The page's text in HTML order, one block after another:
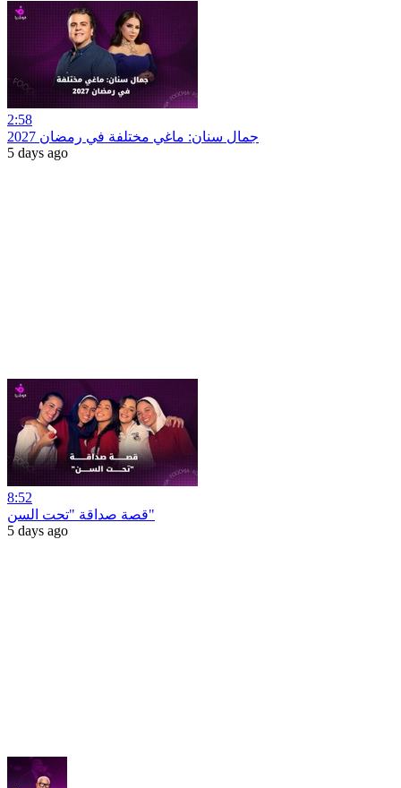
2:58
جمال سنان: ماغي مختلفة في رمضان 2027
5 days ago
8:52
قصة صداقة "تحت السن"
5 days ago